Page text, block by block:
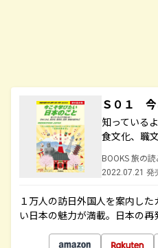
Ｓ０１ 今
知っている
食文化、職
BOOKS 旅の
2022.07.21 発
１万人の訪日外国人を案内し
い日本の魅力が満載。日本の再